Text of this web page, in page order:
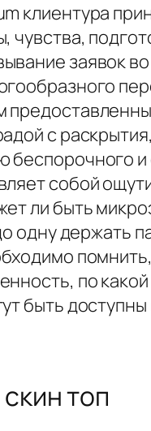
клиентура
чувства,
заявок
с
беспорочного
собой
ли быть
одну держать
по
быть
топ